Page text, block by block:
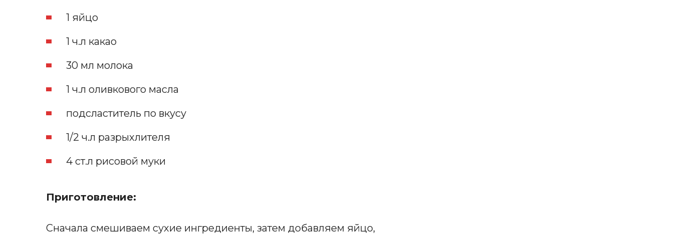
1 яйцо
1 ч.л какао
30 мл молока
1 ч.л оливкового масла
подсластитель по вкусу
1/2 ч.л разрыхлителя
4 ст.л рисовой муки
Приготовление:
Сначала смешиваем сухие ингредиенты, затем добавляем яйцо,